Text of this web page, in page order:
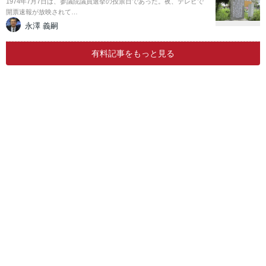
開票速報が放映されて…
永澤 義嗣
有料記事をもっと見る